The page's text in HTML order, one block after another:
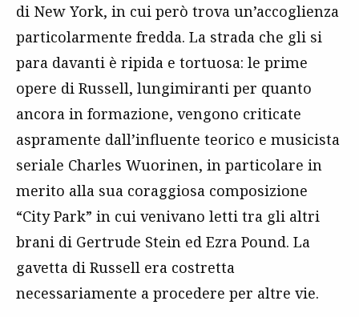
di New York, in cui però trova un’accoglienza
particolarmente fredda. La strada che gli si
para davanti è ripida e tortuosa: le prime
opere di Russell, lungimiranti per quanto
ancora in formazione, vengono criticate
aspramente dall’influente teorico e musicista
seriale Charles Wuorinen, in particolare in
merito alla sua coraggiosa composizione
“City Park” in cui venivano letti tra gli altri
brani di Gertrude Stein ed Ezra Pound. La
gavetta di Russell era costretta
necessariamente a procedere per altre vie.